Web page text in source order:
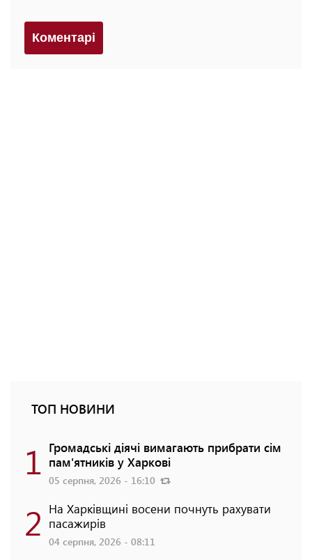
Коментарi
ТОП НОВИНИ
1 Громадські діячі вимагають прибрати сім
пам'ятників у Харкові
05 серпня, 2026 - 16:10
2 На Харківщині восени почнуть рахувати
пасажирів
04 серпня, 2026 - 08:11